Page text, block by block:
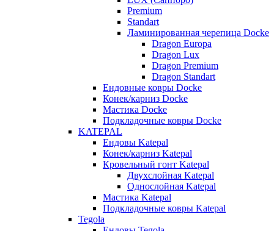
Premium
Standart
Ламинированная черепица Docke
Dragon Europa
Dragon Lux
Dragon Premium
Dragon Standart
Ендовные ковры Docke
Конек/карниз Docke
Мастика Docke
Подкладочные ковры Docke
KATEPAL
Ендовы Katepal
Конек/карниз Katepal
Кровельный гонт Katepal
Двухслойная Katepal
Однослойная Katepal
Мастика Katepal
Подкладочные ковры Katepal
Tegola